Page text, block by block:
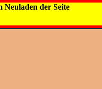
der Seite